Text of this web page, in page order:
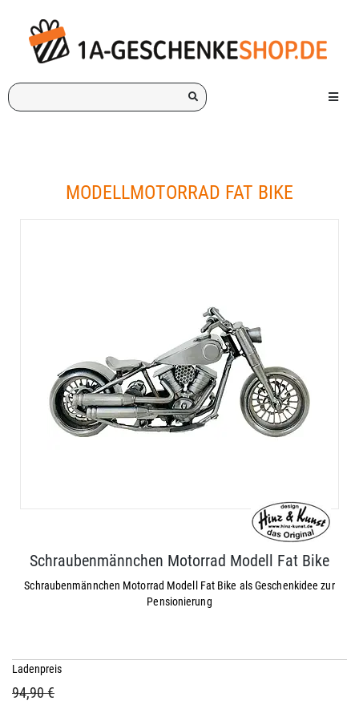
Ich
suche
Menü
MODELLMOTORRAD FAT BIKE
Schraubenmännchen Motorrad Modell Fat Bike
Schraubenmännchen Motorrad Modell Fat Bike als Geschenkidee zur
Pensionierung
Ladenpreis
94,90 €